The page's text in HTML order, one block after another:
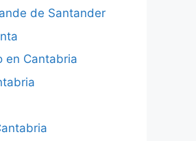
de Santander
en Cantabria